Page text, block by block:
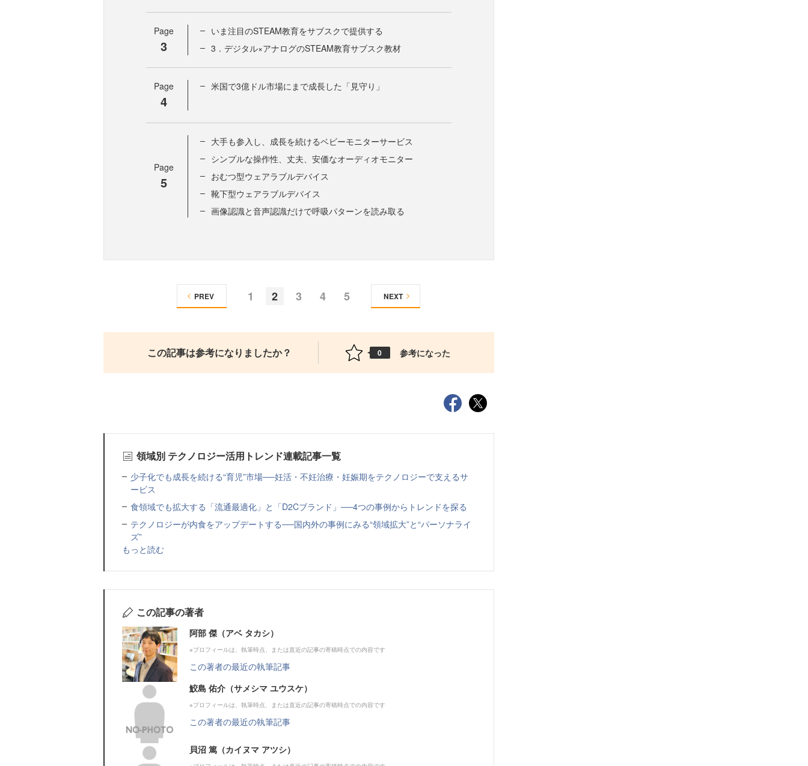
Page
3
いま注目のSTEAM教育をサブスクで提供する
3．デジタル×アナログのSTEAM教育サブスク教材
Page
4
米国で3億ドル市場にまで成長した「見守り」
Page
5
大手も参入し、成長を続けるベビーモニターサービス
シンプルな操作性、丈夫、安価なオーディオモニター
おむつ型ウェアラブルデバイス
靴下型ウェアラブルデバイス
画像認識と音声認識だけで呼吸パターンを読み取る
1 2 3 4 5
PREV NEXT
この記事は参考になりましたか？ 0 参考になった
領域別 テクノロジー活用トレンド連載記事一覧
少子化でも成長を続ける“育児”市場──妊活・不妊治療・妊娠期をテクノロジーで支えるサ
ービス
食領域でも拡大する「流通最適化」と「D2Cブランド」──4つの事例からトレンドを探る
テクノロジーが内食をアップデートする──国内外の事例にみる“領域拡大”と“パーソナライ
ズ”
もっと読む
この記事の著者
阿部 傑（アベ タカシ）
※プロフィールは、執筆時点、または直近の記事の寄稿時点での内容です
この著者の最近の執筆記事
鮫島 佑介（サメシマ ユウスケ）
※プロフィールは、執筆時点、または直近の記事の寄稿時点での内容です
この著者の最近の執筆記事
貝沼 篤（カイヌマ アツシ）